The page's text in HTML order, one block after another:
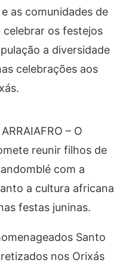
as comunidades de
os festejos
a diversidade
celebrações aos
– O
reunir filhos de
com a
a cultura africana
festas juninas.
Santo
nos Orixás